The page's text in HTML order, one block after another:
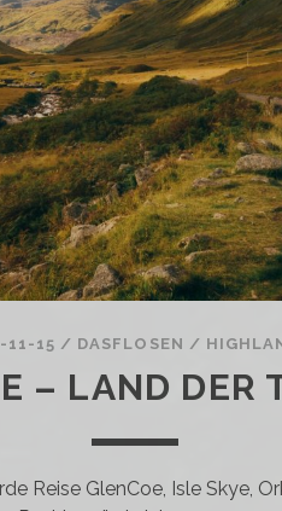
11-15 / DASFLOSEN /
– LAND DER
Reise GlenCoe, Isle Skye,